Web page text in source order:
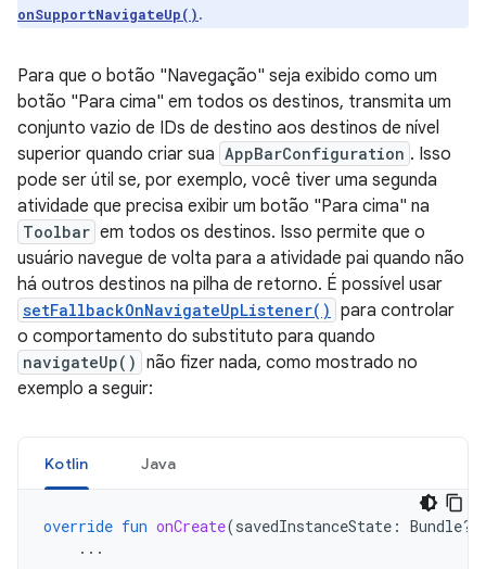
onSupportNavigateUp().
Para que o botão "Navegação" seja exibido como um
botão "Para cima" em todos os destinos, transmita um
conjunto vazio de IDs de destino aos destinos de nível
superior quando criar sua AppBarConfiguration . Isso
pode ser útil se, por exemplo, você tiver uma segunda
atividade que precisa exibir um botão "Para cima" na
Toolbar em todos os destinos. Isso permite que o
usuário navegue de volta para a atividade pai quando não
há outros destinos na pilha de retorno. É possível usar
setFallbackOnNavigateUpListener() para controlar
o comportamento do substituto para quando
navigateUp() não fizer nada, como mostrado no
exemplo a seguir:
Kotlin Java
override fun onCreate(savedInstanceState : Bundle?)
...